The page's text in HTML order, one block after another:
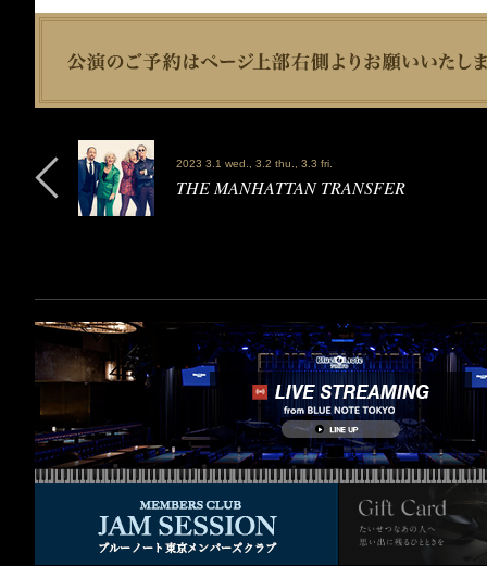
2023 3.1 wed., 3.2 thu., 3.3 fri.
THE MANHATTAN TRANSFER